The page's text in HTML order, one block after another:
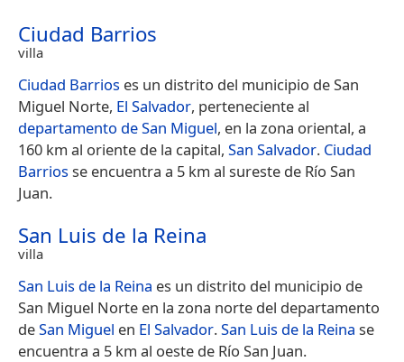
Ciudad Barrios
villa
Ciudad Barrios es un distrito del municipio de San
Miguel Norte, El Salvador, perteneciente al
departamento de San Miguel, en la zona oriental, a
160 km al oriente de la capital, San Salvador. Ciudad
Barriosse encuentra a 5 km al sureste de Río San
Juan.
San Luis de la Reina
villa
San Luis de la Reina es un distrito del municipio de
San Miguel Norte en la zona norte del departamento
deSan Miguel en El Salvador.San Luis de la Reina se
encuentra a 5 km al oeste de Río San Juan.